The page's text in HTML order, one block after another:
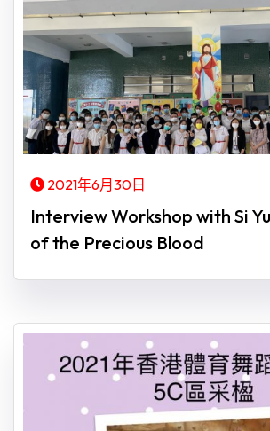
2021年6月30日
Interview Workshop with Si
of the Precious Blood